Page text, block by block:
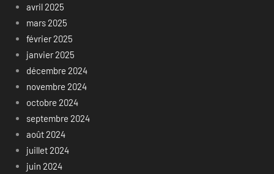
avril 2025
mars 2025
février 2025
janvier 2025
décembre 2024
novembre 2024
octobre 2024
septembre 2024
août 2024
juillet 2024
juin 2024